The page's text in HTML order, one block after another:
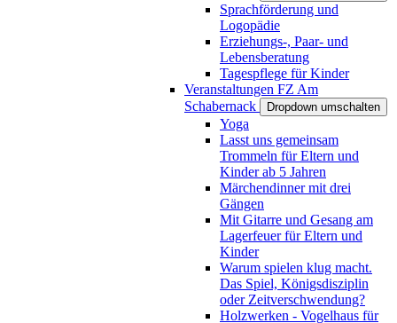
Sprachförderung und
Logopädie
Erziehungs-, Paar- und
Lebensberatung
Tagespflege für Kinder
Veranstaltungen FZ Am
Schabernack
Dropdown umschalten
Yoga
Lasst uns gemeinsam
Trommeln für Eltern und
Kinder ab 5 Jahren
Märchendinner mit drei
Gängen
Mit Gitarre und Gesang am
Lagerfeuer für Eltern und
Kinder
Warum spielen klug macht.
Das Spiel, Königsdisziplin
oder Zeitverschwendung?
Holzwerken - Vogelhaus für